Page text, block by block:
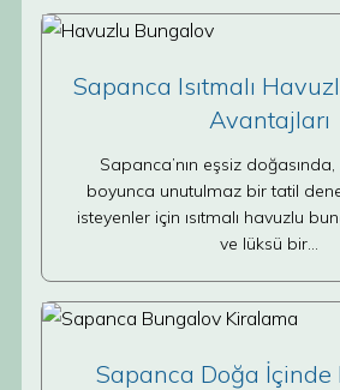
Sapanca Isıtmalı
Avantajları
Sapanca’nın eşsiz
boyunca unutulmaz bir tatil
isteyenler için ısıtmalı havuzlu
ve lüksü bir…
Sapanca Doğa İçinde